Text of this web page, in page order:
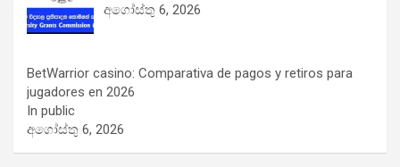
අගෝස්තු 6, 2026
BetWarrior casino: Comparativa de pagos y retiros para
jugadores en 2026
In public
අගෝස්තු 6, 2026